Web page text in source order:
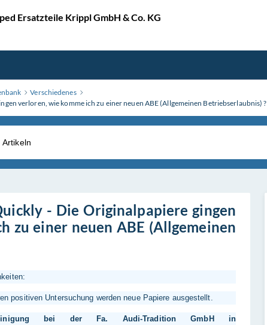
Ersatzteile Krippl GmbH & Co. KG
Verschiedenes
verloren, wie komme ich zu einer neuen ABE (Allgemeinen Betriebserlaubnis) ?
- Die Originalpapiere gingen
zu einer neuen ABE (Allgemeinen
positiven Untersuchung werden neue Papiere ausgestellt.
bei der Fa. Audi-Tradition GmbH in